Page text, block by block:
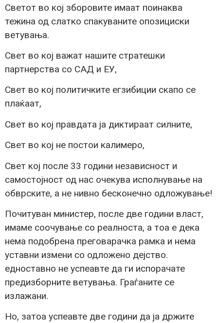
Светот во кој зборовите имаат поинаква
тежина од слатко спакуваните опозициски
ветувања.
Свет во кој важат нашите стратешки
партнерства со САД и ЕУ,
Свет во кој политичките егзибиции скапо се
плаќаат,
Свет во кој правдата ја диктираат силните,
Свет во кој не постои калимеро,
Свет кој после 33 години независност и
самостојност од нас очекува исполнување на
обврските, а не нивно бесконечно одложување!
Почитуван министер, после две години власт,
имаме соочување со реалноста, а тоа е дека
нема подобрена преговарачка рамка и нема
уставни измени со одложено дејство.
едноставно не успеавте да ги испорачате
предизборните ветувања. Граѓаните се
излажани.
Но, затоа успеавте две години да ја држите